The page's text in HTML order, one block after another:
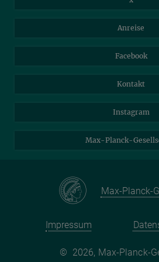
Anreise
Facebook
Kontakt
Instagram
Max-Planck-
Max-Planck-
Impressum
© 2026, Max-Planck-